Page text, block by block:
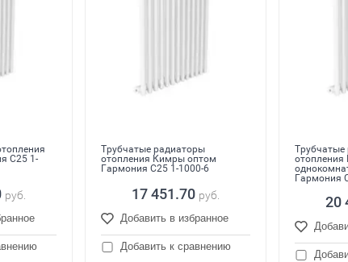
С25 1-
руб.
Трубчатые радиаторы
отопления Кимры оптом
Гармония С25 1-1000-6
17 451.70 руб.
Добавить в избранное
Добавить к сравнению
Гармония
20